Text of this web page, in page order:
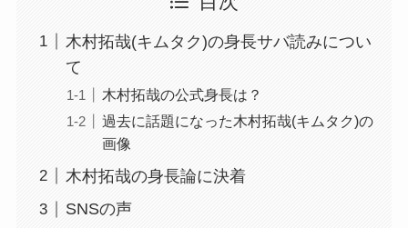
木村拓哉(キムタク)の身長サバ読みについ
て
木村拓哉の公式身長は？
過去に話題になった木村拓哉(キムタク)の
画像
木村拓哉の身長論に決着
SNSの声